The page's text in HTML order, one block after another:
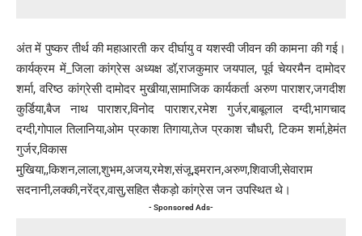
अंत में पुष्कर तीर्थ की महाआरती कर दीर्घायु व यशस्वी जीवन की कामना की गई।
कार्यक्रम में_जिला कांग्रेस अध्यक्ष डॉ,राजकुमार जयपाल, पूर्व चेयरमैन दामोदर
शर्मा, वरिष्ठ कांग्रेसी दामोदर मुखीया,सामाजिक कार्यकर्ता अरुण पाराशर,जगदीश
कुर्डिया,बैज नाथ पाराशर,विनोद पाराशर,रमेश गुर्जर,बाबूलाल दग्दी,भागचाद
दग्दी,गोपाल तिलानिया,ओम प्रकाश तिगाया,तेज प्रकाश चौधरी, टिकम शर्मा,हेमंत
गुर्जर,विकास
मुखि़या,,किशन,लाला,शुभम,अजय,रमेश,संजू,इमरान,अरुण,शिवाजी,सेवाराम
सदनानी,लक्की,नरेंद्र,वासु,सहित सैकड़ो कांग्रेस जन उपस्थित थे।
- Sponsored Ads-